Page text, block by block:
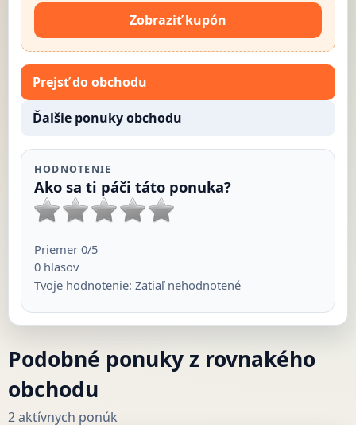
Zobraziť kupón
Prejsť do obchodu
Ďalšie ponuky obchodu
HODNOTENIE
Ako sa ti páči táto ponuka?
Priemer 0/5
0hlasov
Tvoje hodnotenie: Zatiaľ nehodnotené
Podobné ponuky z rovnakého
obchodu
2 aktívnych ponúk